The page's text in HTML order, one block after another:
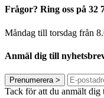
Frågor? Ring oss på 32
Måndag till torsdag från
Anmäl dig till
Prenumerera>
Tack för att du anmält